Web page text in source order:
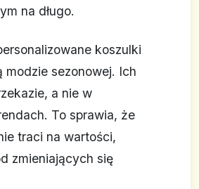
na długo.
koszulki
modzie sezonowej. Ich
a nie w
To sprawia, że
traci na wartości,
zmieniających się